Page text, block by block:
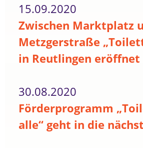
15.09.2020
Zwischen Marktplatz
Metzgerstraße
in Reutlingen eröffnet
30.08.2020
Förderprogramm
alle“ geht in die